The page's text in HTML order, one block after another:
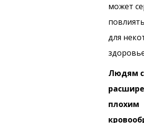
может
для
Людям
плохим